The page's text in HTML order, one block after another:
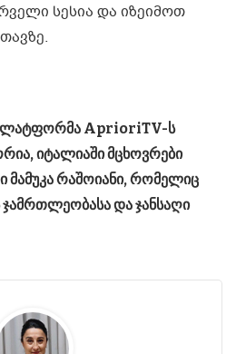
სესია და იზეიმოთ
AprioriTV-ს
იტალიაში მცხოვრები
მამუკა რაშოიანი, რომელიც
ჯამრთლეობასა და ჯანსაღი